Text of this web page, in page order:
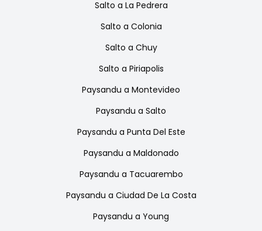
Salto a La Pedrera
Salto a Colonia
Salto a Chuy
Salto a Piriapolis
Paysandu a Montevideo
Paysandu a Salto
Paysandu a Punta Del Este
Paysandu a Maldonado
Paysandu a Tacuarembo
Paysandu a Ciudad De La Costa
Paysandu a Young